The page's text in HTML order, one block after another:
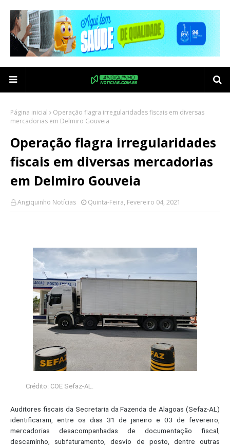
Página inicial
Operação flagra irregularidades fiscais em diversas
mercadorias em Delmiro Gouveia
Operação flagra irregularidades
fiscais em diversas mercadorias
em Delmiro Gouveia
Angiquinho Notícias Quinta-Feira, Fevereiro 04, 2021
Crédito: COE Sefaz-AL.
Auditores fiscais da Secretaria da Fazenda de Alagoas (Sefaz-AL)
identificaram, entre os dias 31 de janeiro e 03 de fevereiro,
mercadorias desacompanhadas de documentação fiscal,
descaminho, subfaturamento, desvio de posto, dentre outras